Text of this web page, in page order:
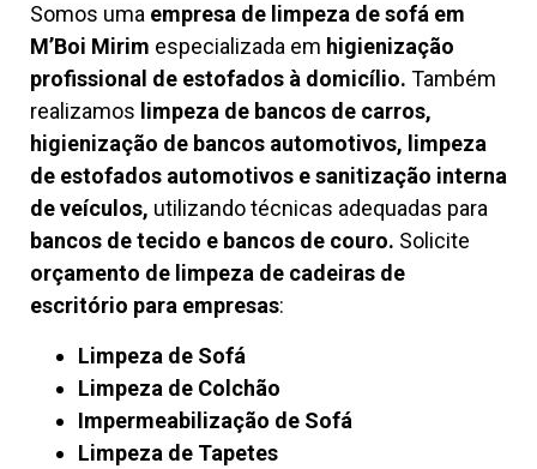
Somos uma empresa de limpeza de sofá em
M’Boi Mirim especializada em higienização
profissional de estofados à domicílio. Também
realizamos limpeza de bancos de carros,
higienização de bancos automotivos, limpeza
de estofados automotivos e sanitização interna
de veículos, utilizando técnicas adequadas para
bancos de tecido e bancos de couro. Solicite
orçamento de limpeza de cadeiras de
escritório para empresas:
Limpeza de Sofá
Limpeza de Colchão
Impermeabilização de Sofá
Limpeza de Tapetes